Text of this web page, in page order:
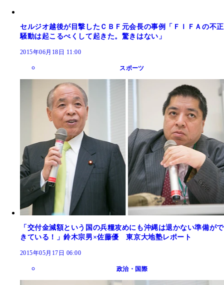
セルジオ越後が目撃したＣＢＦ元会長の事例「ＦＩＦＡの不正
騒動は起こるべくして起きた。驚きはない」
2015年06月18日 11:00
スポーツ
「交付金減額という国の兵糧攻めにも沖縄は退かない準備がで
きている！」鈴木宗男×佐藤優 東京大地塾レポート
2015年05月17日 06:00
政治・国際